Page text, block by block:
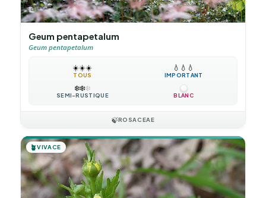
Geum pentapetalum
Geum pentapetalum
☀️☀️☀️
TOUS
💧 💧 💧
IMPORTANT
❄️❄️❄️
SEMI-RUSTIQUE BLANC
🍃ROSACEAE
🪴VIVACE